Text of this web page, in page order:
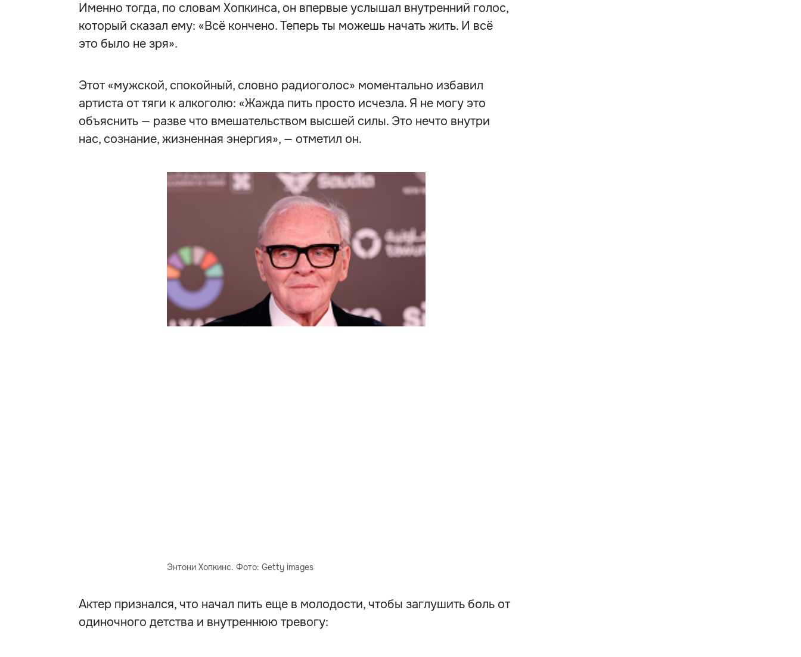
Именно тогда, по словам Хопкинса, он впервые услышал внутренний голос,
который сказал ему: «Всё кончено. Теперь ты можешь начать жить. И всё
это было не зря».
Этот «мужской, спокойный, словно радиоголос» моментально избавил
артиста от тяги к алкоголю: «Жажда пить просто исчезла. Я не могу это
объяснить — разве что вмешательством высшей силы. Это нечто внутри
нас, сознание, жизненная энергия», — отметил он.
Энтони Хопкинс. Фото: Getty images
Актер признался, что начал пить еще в молодости, чтобы заглушить боль от
одиночного детства и внутреннюю тревогу: